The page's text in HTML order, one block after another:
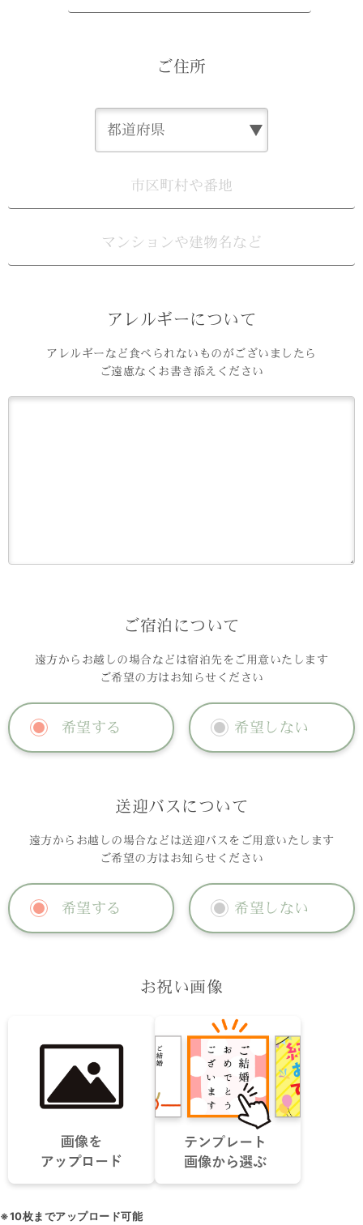
ご住所
アレルギーについて
アレルギーなど食べられないものがございましたら
ご遠慮なくお書き添えください
ご宿泊について
遠方からお越しの場合などは宿泊先をご用意いたします
ご希望の方はお知らせください
希望する 希望しない
送迎バスについて
遠方からお越しの場合などは送迎バスをご用意いたします
ご希望の方はお知らせください
希望する 希望しない
お祝い画像
※10枚までアップロード可能